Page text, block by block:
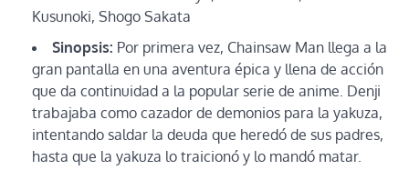
Kusunoki, Shogo Sakata
Sinopsis: Por primera vez, Chainsaw Man llega a la
gran pantalla en una aventura épica y llena de acción
que da continuidad a la popular serie de anime. Denji
trabajaba como cazador de demonios para la yakuza,
intentando saldar la deuda que heredó de sus padres,
hasta que la yakuza lo traicionó y lo mandó matar.